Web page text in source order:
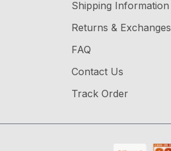
Shipping Information
Returns & Exchanges
FAQ
Contact Us
Track Order